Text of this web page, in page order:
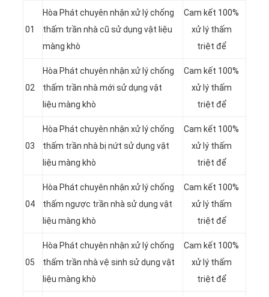
01
Hòa Phát chuyên nhận xử lý chống
thấm trần nhà cũ sử dụng vật liệu
màng khò
Cam kết 100%
xử lý thấm
triệt để
02
Hòa Phát chuyên nhận xử lý chống
thấm trần nhà mới sử dụng vật
liệu màng khò
Cam kết 100%
xử lý thấm
triệt để
03
Hòa Phát chuyên nhận xử lý chống
thấm trần nhà bị nứt sử dụng vật
liệu màng khò
Cam kết 100%
xử lý thấm
triệt để
04
Hòa Phát chuyên nhận xử lý chống
thấm ngược trần nhà sử dụng vật
liệu màng khò
Cam kết 100%
xử lý thấm
triệt để
05
Hòa Phát chuyên nhận xử lý chống
thấm trần nhà vệ sinh sử dụng vật
liệu màng khò
Cam kết 100%
xử lý thấm
triệt để